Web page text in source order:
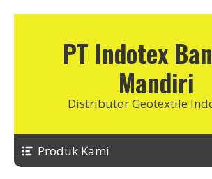
PT Indotex
Mandiri
Distributor Geotextile
Produk Kami